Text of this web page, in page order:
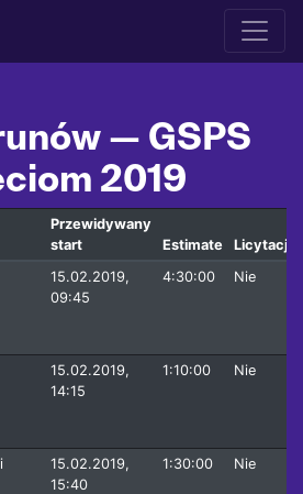
— GSPS
2019
Przewidywany
start
Estimate
Licytacje
15.02.2019,
09:45
4:30:00 Nie
15.02.2019,
14:15
1:10:00 Nie
15.02.2019,
15:40
1:30:00 Nie